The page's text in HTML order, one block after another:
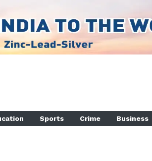
Sports Crime Business